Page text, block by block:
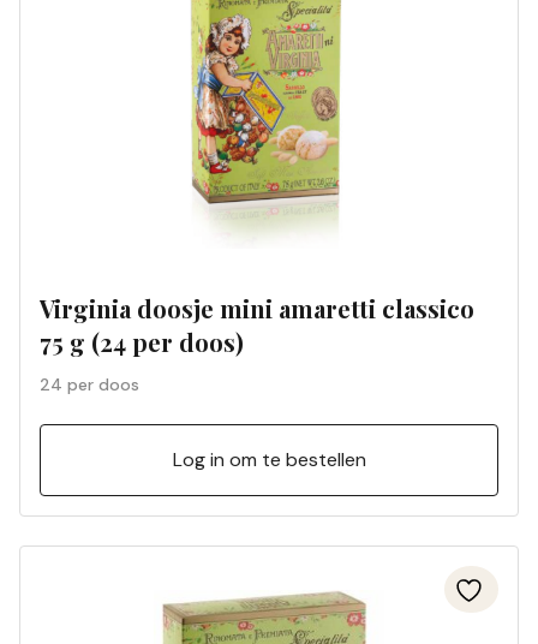
Virginia doosje mini amaretti classico
75 g (24 per doos)
24 per doos
Log in om te bestellen